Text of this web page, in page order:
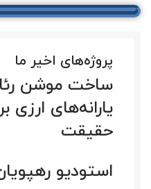
پروژه‌های اخیر ما
ساخت موشن
یارانه‌های
حقیقت
استودیو